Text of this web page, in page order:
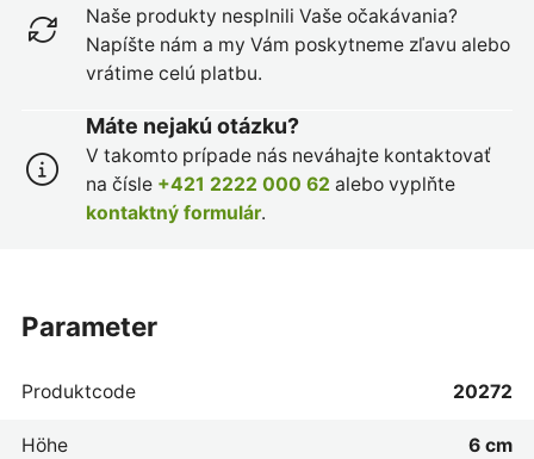
Naše produkty nesplnili Vaše očakávania?
Napíšte nám a my Vám poskytneme zľavu alebo
vrátime celú platbu.
Máte nejakú otázku?
V takomto prípade nás neváhajte kontaktovať
na čísle +421 2222 000 62 alebo vyplňte
kontaktný formulár.
parameter
Produktcode 20272
Höhe 6 cm